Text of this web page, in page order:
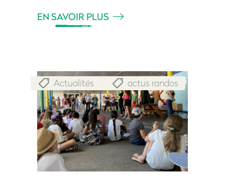
EN SAVOIR PLUS
Actualités actus randos